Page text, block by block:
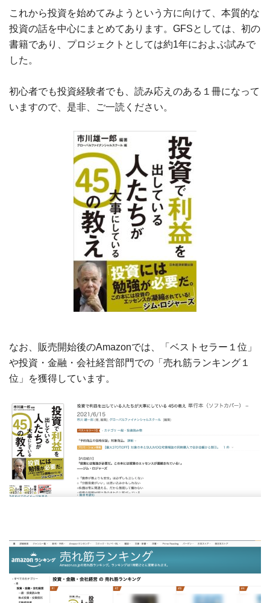
これから投資を始めてみようという方に向けて、本質的な
投資の話を中心にまとめてあります。GFSとしては、初の
書籍であり、プロジェクトとしては約1年におよぶ試みで
した。
初心者でも投資経験者でも、読み応えのある１冊になって
いますので、是非、ご一読ください。
なお、販売開始後のAmazonでは、「ベストセラー１位」
や投資・金融・会社経営部門での「売れ筋ランキング１
位」を獲得しています。